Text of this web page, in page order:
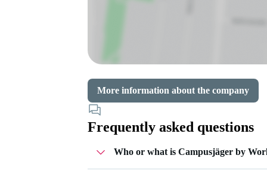
More information about the company
Frequently asked questions
Who or what is Campusjäger by